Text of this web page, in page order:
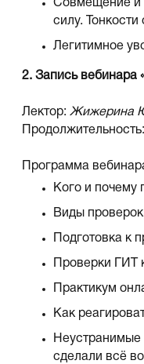
Совмещение и
силу.
Легитимное
2. Запись вебинара
Лектор: Жижерина
Продолжительность:
Программа
Кого и почему
Виды
Подготовка к
Проверки ГИТ
Практикум
Как
Неустранимые
сделали всё